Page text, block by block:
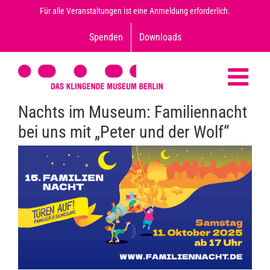
Für alle Veranstaltungen ist eine Anmeldung erforderlich.
Spenden Downloads
Nachts im Museum: Familiennacht
bei uns mit „Peter und der Wolf“